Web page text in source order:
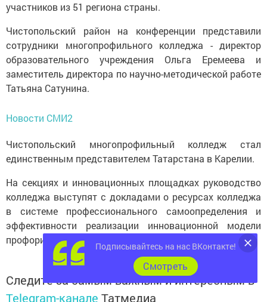
участников из 51 региона страны.
Чистопольский район на конференции представили
сотрудники многопрофильного колледжа - директор
образовательного учреждения Ольга Еремеева и
заместитель директора по научно-методической работе
Татьяна Сатунина.
Новости СМИ2
Чистопольский многопрофильный колледж стал
единственным представителем Татарстана в Карелии.
На секциях и инновационных площадках руководство
колледжа выступят с докладами о ресурсах колледжа
в системе профессионального самоопределения и
эффективности реализации инновационной модели
профориентационной работы.
Следите за самым важным и интересным в
Telegram-канале Татмедиа
Подписывайтесь на нас ВКонтакте!
Cмотреть